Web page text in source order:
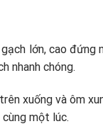
lớn, cao đứng
nhanh chóng.
xuống và ôm
một lúc.